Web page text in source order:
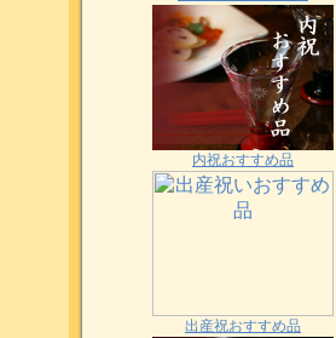
内祝おすすめ品
出産祝おすすめ品